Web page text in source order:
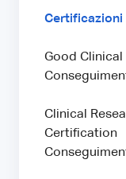
Certificazioni
Good Clinical
Clinical
Certification